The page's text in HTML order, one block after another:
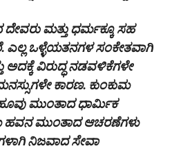
ಮತ್ತು ಧರ್ಮಕ್ಕೂ ಸಹ
ಎಲ್ಲ ಒಳ್ಳೆಯತನಗಳ ಸಂಕೇತವಾಗಿ
ಅದಕ್ಕೆ ವಿರುದ್ಧ ನಡವಳಿಕೆಗಳೇ
ಕಾರಣ. ಕುಂಕುಮ
ಮುಂತಾದ ಧಾರ್ಮಿಕ
ಮುಂತಾದ ಆಚರಣೆಗಳು
ನಿಜವಾದ ಸೇವಾ